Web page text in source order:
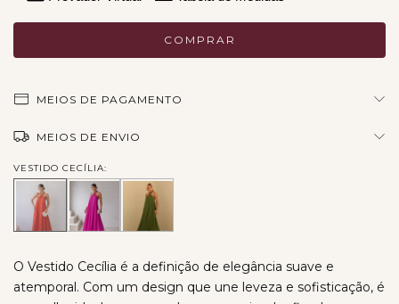
MEIOS DE PAGAMENTO
MEIOS DE ENVIO
VESTIDO CECÍLIA:
O Vestido Cecília é a definição de elegância suave e
atemporal. Com um design que une leveza e sofisticação, é